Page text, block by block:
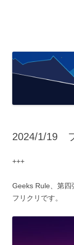
2024/1/19
+++
Geeks Rule、第四
フリクリです。